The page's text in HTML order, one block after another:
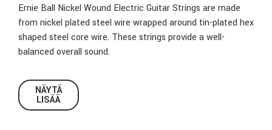
Ernie Ball Nickel Wound Electric Guitar Strings are made
from nickel plated steel wire wrapped around tin-plated hex
shaped steel core wire. These strings provide a well-
balanced overall sound.
Gauge: .072 Wound
Nickel Wound
For Electric Guitar
NÄYTÄ
LISÄÄ